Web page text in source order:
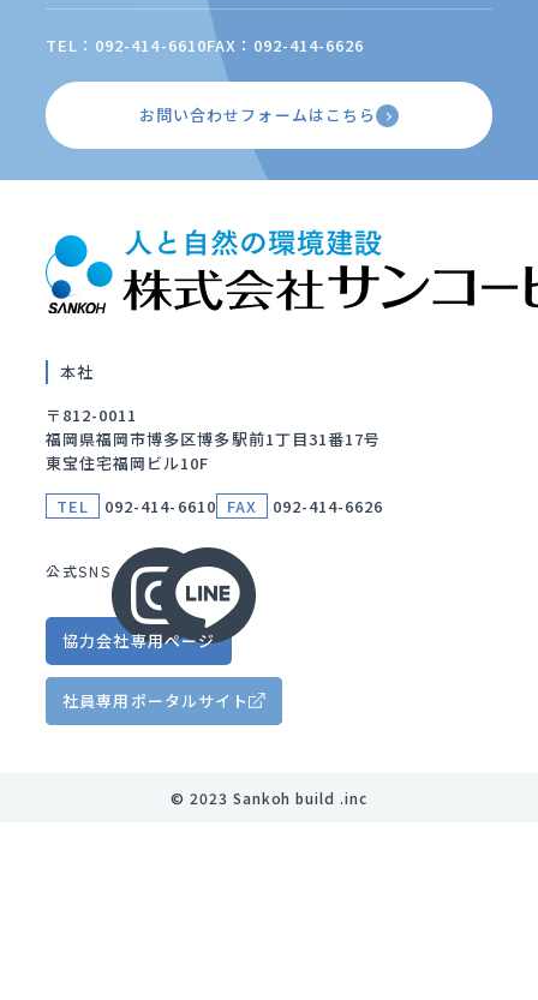
TEL：092-414-6610FAX：092-414-6626
お問い合わせフォームはこちら
本社
〒812-0011
福岡県福岡市博多区博多駅前1丁目31番17号
東宝住宅福岡ビル10F
TEL
092-414-6610 FAX 092-414-6626
公式SNS
協力会社専用ページ
社員専用 ポータルサイト
©︎ 2023 Sankoh build .inc